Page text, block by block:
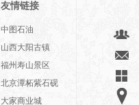
友情链接
中图石油
山西大阳古镇
福州寿山景区
北京潭柘紫石砚
大家商业城